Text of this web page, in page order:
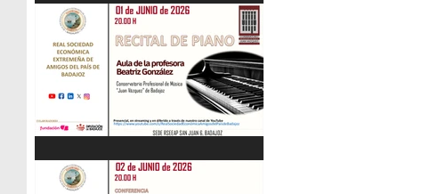
IV Jornadas Extremeñas sobre Los
Recital de Piano. Aula de la profesora
Beatriz González. 01/06/26